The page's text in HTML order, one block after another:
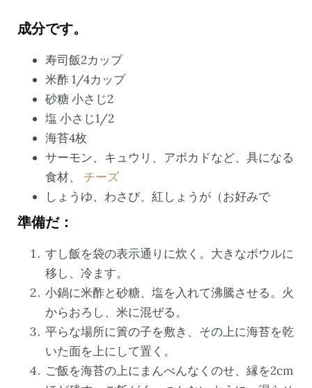
成分です。
寿司飯2カップ
米酢 1/4カップ
砂糖 小さじ2
塩 小さじ1/2
海苔4枚
サーモン、キュウリ、アボカドなど、具になる
食材、 チーズ
しょうゆ、わさび、紅しょうが（お好みで
準備だ：
すし飯を袋の表示通りに炊く。大きなボウルに
移し、冷ます。
小鍋に米酢と砂糖、塩を入れて沸騰させる。火
からおろし、米に混ぜる。
平らな場所に簀の子を敷き、その上に海苔を乾
いた面を上にして置く。
ご飯を海苔の上にまんべんなくのせ、縁を2cm